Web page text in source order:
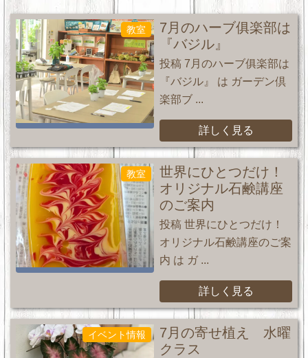
教室
7月のハーブ俱楽部は
『バジル』
投稿 7月のハーブ俱楽部は
『バジル』 は ガーデン倶
楽部ブ ...
詳しく見る
教室
世界にひとつだけ！
オリジナル石鹸講座
のご案内
投稿 世界にひとつだけ！
オリジナル石鹸講座のご案
内 は ガ ...
詳しく見る
イベント情報
7月の寄せ植え 水曜
クラス